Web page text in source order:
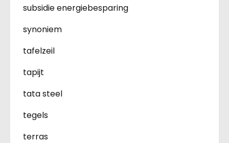
subsidie energiebesparing
synoniem
tafelzeil
tapijt
tata steel
tegels
terras